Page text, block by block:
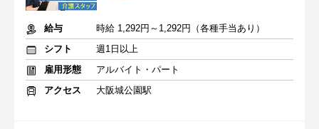
給与
時給 1,292円～1,292円（各種手当あり）
シフト
週1日以上
雇用形態
アルバイト・パート
アクセス
大阪城公園駅